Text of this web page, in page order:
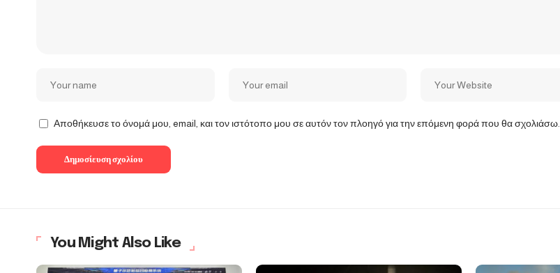
Αποθήκευσε το όνομά μου, email, και τον ιστότοπο μου σε αυτόν τον πλοηγό για την επόμενη φορά που θα σχολιάσω.
You Might Also Like